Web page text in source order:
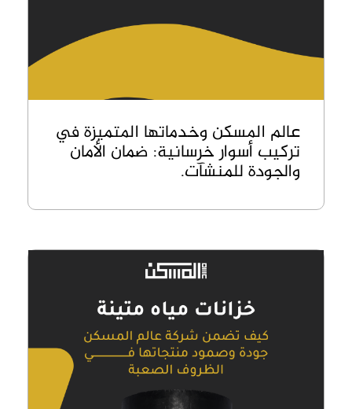
عالم المسكن وخدماتها المتميزة في
تركيب أسوار خرسانية: ضمان الأمان
والجودة للمنشآت.